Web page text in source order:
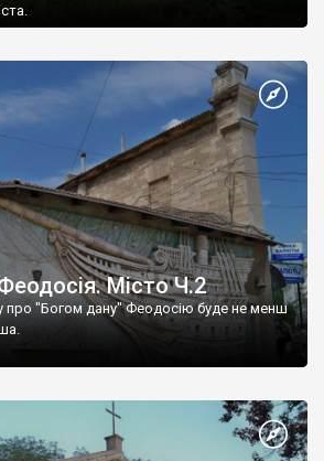
Місто Ч.2
про "Богом дану" Феодосію буде не менш